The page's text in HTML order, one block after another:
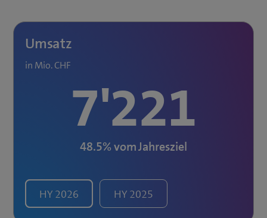
Umsatz
in Mio. CHF
7'221
48.5%vom Jahresziel
HY 2026 HY 2025